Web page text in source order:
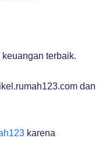
terbaik.
dan
karena